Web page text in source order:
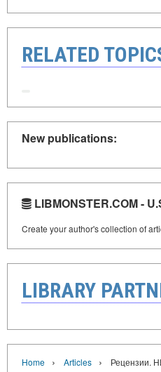
RELATED
New publications:
LIBMONSTER.COM -
Create your author's collection of
LIBRARY
Home › Articles ›